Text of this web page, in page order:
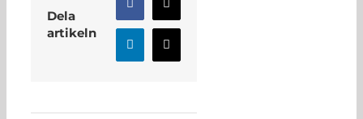
Dela
artikeln
Facebook
X
LinkedInE-
post